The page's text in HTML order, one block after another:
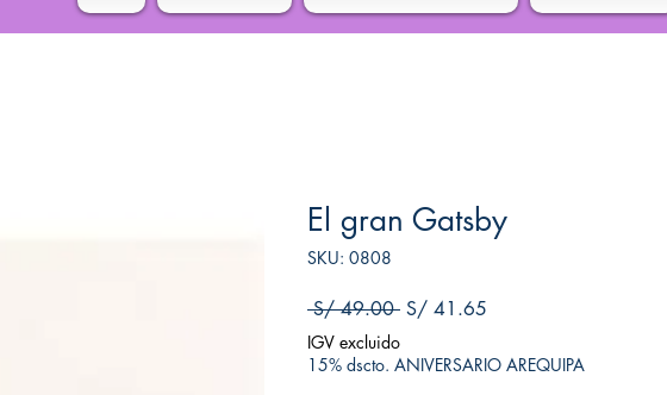
El gran Gatsby
SKU: 0808
S/ 49.00 Precio
S/ 41.65
IGV excluido
15% dscto. ANIVERSARIO AREQUIPA